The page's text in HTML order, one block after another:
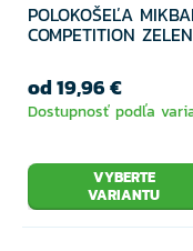
POLOKOŠEĽA
COMPETITION
od 19,96 €
Dostupnosť podľa
VYBERTE
VARIANTU